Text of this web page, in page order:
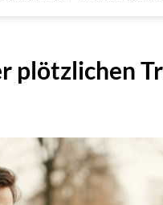
plötzlichen